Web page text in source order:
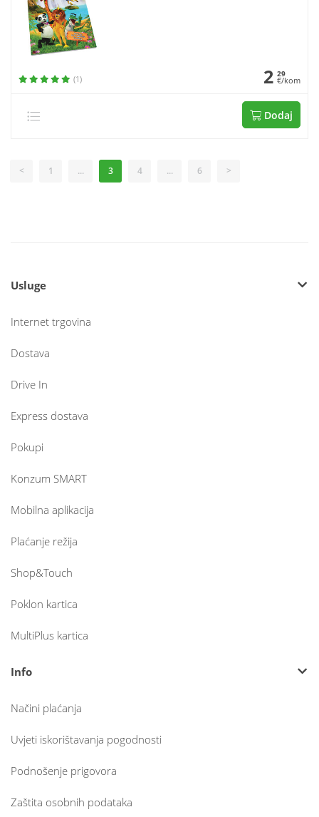
(1) 2 29
€/kom
Dodaj
< 1 ... 3 4 ... 6 >
Usluge
Internet trgovina
Dostava
Drive In
Express dostava
Pokupi
Konzum SMART
Mobilna aplikacija
Plaćanje režija
Shop&Touch
Poklon kartica
MultiPlus kartica
Info
Načini plaćanja
Uvjeti iskorištavanja pogodnosti
Podnošenje prigovora
Zaštita osobnih podataka